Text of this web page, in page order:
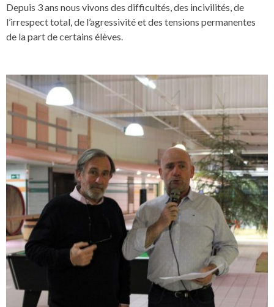
Depuis 3 ans nous vivons des difficultés, des incivilités, de
l’irrespect total, de l’agressivité et des tensions permanentes
de la part de certains élèves.